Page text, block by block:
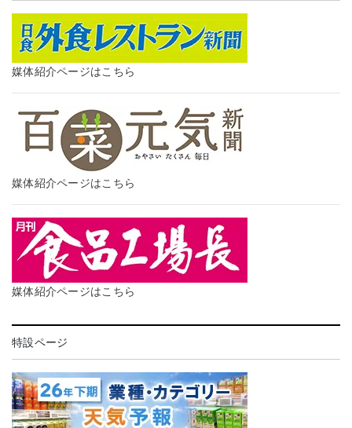
媒体紹介ページはこちら
媒体紹介ページはこちら
媒体紹介ページはこちら
特設ページ